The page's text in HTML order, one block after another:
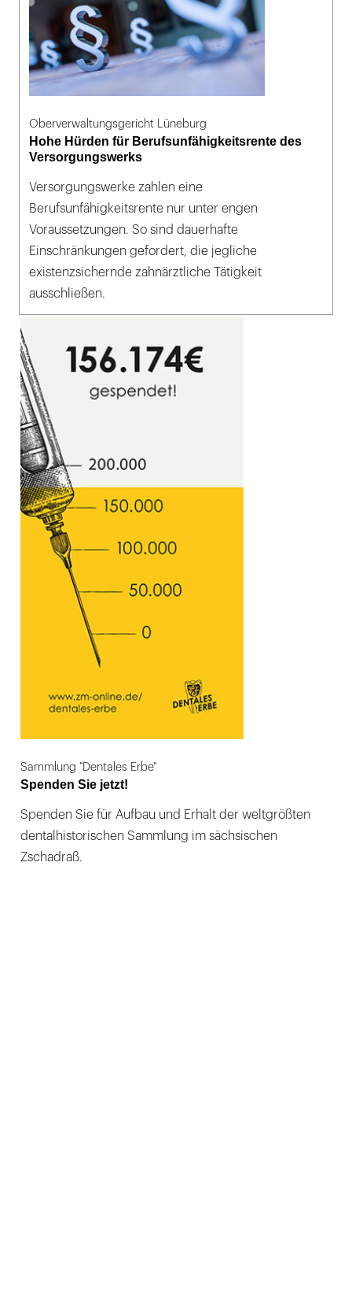
Oberverwaltungsgericht Lüneburg
Hohe Hürden für Berufsunfähigkeitsrente des
Versorgungswerks
Versorgungswerke zahlen eine
Berufsunfähigkeitsrente nur unter engen
Voraussetzungen. So sind dauerhafte
Einschränkungen gefordert, die jegliche
existenzsichernde zahnärztliche Tätigkeit
ausschließen.
Sammlung "Dentales Erbe"
Spenden Sie jetzt!
Spenden Sie für Aufbau und Erhalt der weltgrößten
dentalhistorischen Sammlung im sächsischen
Zschadraß.